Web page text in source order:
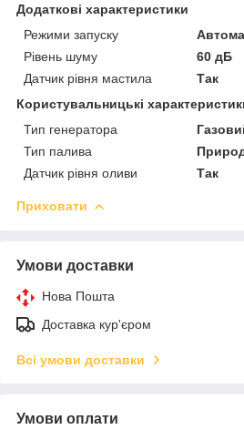
Додаткові характеристики
Режими запуску
Рівень шуму
60 дБ
Датчик рівня мастила
Так
Користувальницькі
Тип генератора
Тип палива
Датчик рівня оливи
Так
Приховати
Умови доставки
Нова Пошта
Доставка кур'єром
Всі умови доставки
Умови оплати